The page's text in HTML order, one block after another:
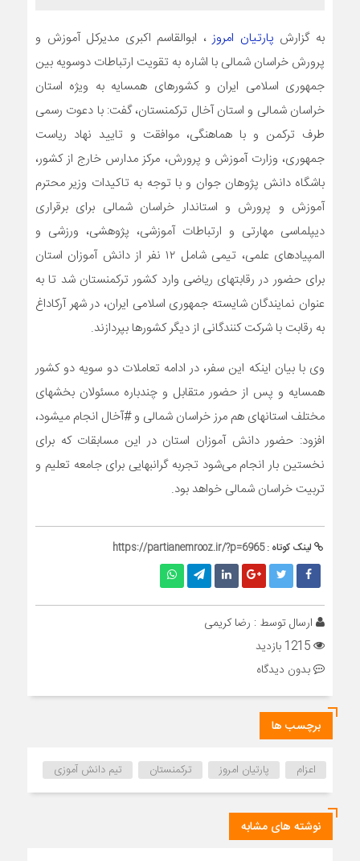
به گزارش پارتیان امروز، ابوالقاسم اکبری مدیرکل آموزش و
پرورش خراسان شمالی با اشاره به تقویت ارتباطات دوسویه بین
جمهوری اسلامی ایران و کشورهای همسایه به ویژه استان
خراسان شمالی و استان آخال ترکمنستان، گفت: با دعوت رسمی
طرف ترکمن و با هماهنگی، موافقت و تایید نهاد ریاست
جمهوری، وزارت آموزش و پرورش، مرکز مدارس خارج از کشور،
باشگاه دانش پژوهان جوان و با توجه به تاکیدات وزیر محترم
آموزش و پرورش و استاندار خراسان شمالی برای برقراری
دیپلماسی مهارتی و ارتباطات آموزشی، پژوهشی، ورزشی و
المپیادهای علمی، تیمی شامل ۱۲ نفر از دانش آموزان استان
برای حضور در رقابتهای ریاضی وارد کشور ترکمنستان شد تا به
عنوان نمایندگان شایسته جمهوری اسلامی ایران، در شهر آرکاداغ
به رقابت با شرکت کنندگانی از دیگر کشورها بپردازند.
وی با بیان اینکه این سفر، در ادامه تعاملات دو سویه دو کشور
همسایه و پس از حضور متقابل و چندباره مسئولان بخشهای
مختلف استانهای هم مرز خراسان شمالی و #آخال انجام میشود،
افزود: حضور دانش آموزان استان در این مسابقات که برای
نخستین بار انجام می‌شود تجربه گرانبهایی برای جامعه تعلیم و
تربیت خراسان شمالی خواهد بود.
لینک کوتاه :https://partianemrooz.ir/?p=6965
ارسال توسط : رضا کریمی
بدون دیدگاه
برچسب ها
اعزام پارتیان امروز ترکمنستان تیم دانش آموزی
نوشته های مشابه